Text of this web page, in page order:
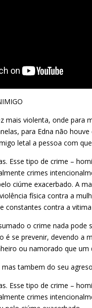
mais violenta, onde para
para Edna não
letal a pessoa com
Esse tipo de crime –
crimes
ciúme exacerbado. A
física contra a
constantes contra a
o crime nada
se prevenir, devendo a
ou namorado que um
tambem do seu
Esse tipo de crime –
crimes